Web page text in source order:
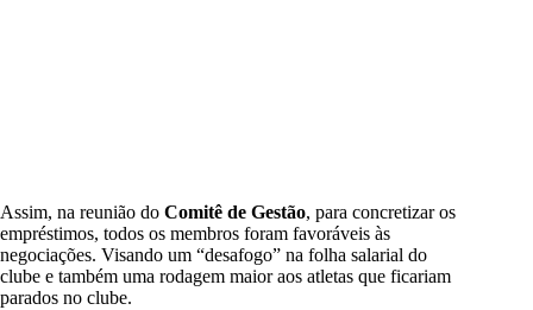
Assim, na reunião do Comitê de Gestão, para concretizar os
empréstimos, todos os membros foram favoráveis às
negociações. Visando um “desafogo” na folha salarial do
clube e também uma rodagem maior aos atletas que ficariam
parados no clube.